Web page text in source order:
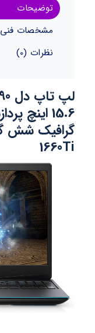
توضیحات
مشخصات فنی
نظرات (0)
1660Ti